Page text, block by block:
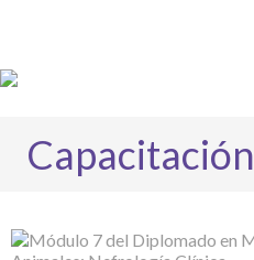
Capacitación